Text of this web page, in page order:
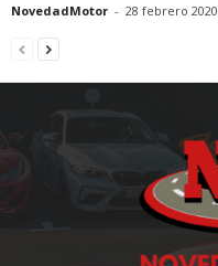
NovedadMotor - 28 febrero 2020